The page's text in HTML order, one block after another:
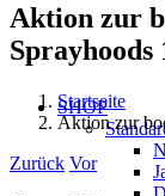
SHOP
Aktion zur
Startseite
Aktion zur
Zurück Vor